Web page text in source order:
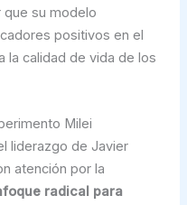
que su modelo
positivos en el
la calidad de vida de los
Milei
liderazgo de Javier
atención por la
radical para